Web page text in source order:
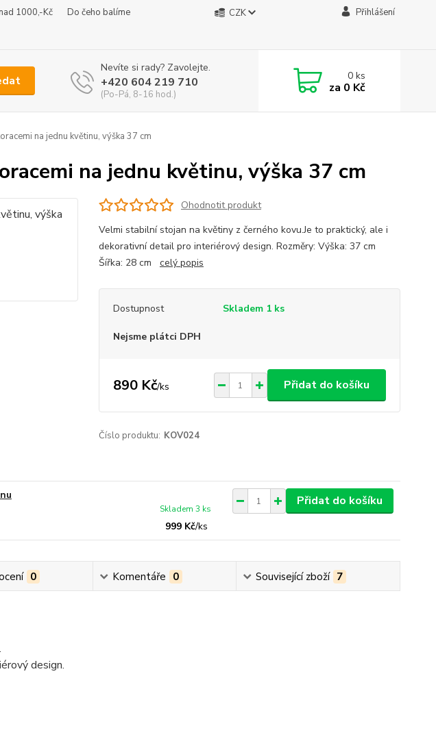
1000,-Kč
Do čeho balíme
CZK Přihlášení
Nevíte si rady? Zavolejte.
+420 604 219 710
(Po-Pá, 8-16 hod.)
0ks
za 0 Kč
na jednu květinu, výška 37 cm
na jednu květinu, výška 37 cm
Ohodnotit produkt
Velmi stabilní stojan na květiny z černého kovu.Je to praktický, ale i
dekorativní detail pro interiérový design. Rozměry: Výška: 37 cm
Šířka: 28 cm celý popis
Dostupnost Skladem 1 ks
Nejsme plátci DPH
890 Kč/ks Přidat do košíku
Číslo produktu: KOV024
999 Kč/ks
Skladem 3 ks
Přidat do košíku
0 Komentáře 0 Související zboží 7
design.